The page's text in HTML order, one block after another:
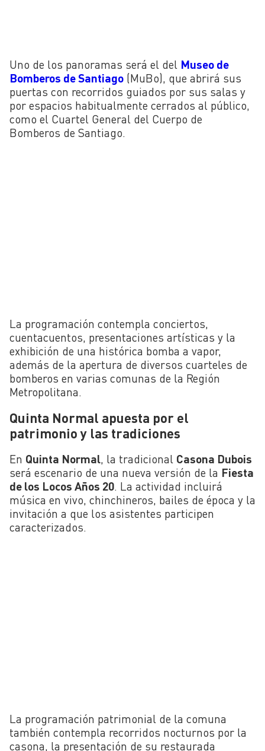
Uno de los panoramas será el del Museo de
Bomberos de Santiago (MuBo), que abrirá sus
puertas con recorridos guiados por sus salas y
por espacios habitualmente cerrados al público,
como el Cuartel General del Cuerpo de
Bomberos de Santiago.
La programación contempla conciertos,
cuentacuentos, presentaciones artísticas y la
exhibición de una histórica bomba a vapor,
además de la apertura de diversos cuarteles de
bomberos en varias comunas de la Región
Metropolitana.
Quinta Normal apuesta por el
patrimonio y las tradiciones
En Quinta Normal, la tradicional Casona Dubois
será escenario de una nueva versión de la Fiesta
de los Locos Años 20. La actividad incluirá
música en vivo, chinchineros, bailes de época y la
invitación a que los asistentes participen
caracterizados.
La programación patrimonial de la comuna
también contempla recorridos nocturnos por la
casona, la presentación de su restaurada